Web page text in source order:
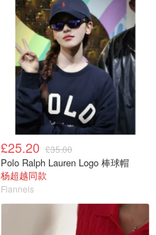
£25.20 £35.00
Polo Ralph Lauren Logo 棒球帽
杨超越同款
Flannels